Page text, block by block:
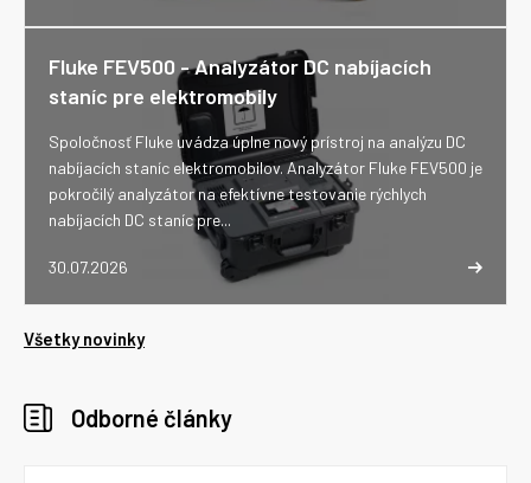
Fluke FEV500 - Analyzátor DC nabíjacích
staníc pre elektromobily
30.07.2026
Spoločnosť Fluke uvádza úplne nový prístroj na analýzu DC
nabíjacích staníc elektromobilov. Analyzátor Fluke FEV500 je
pokročilý analyzátor na efektívne testovanie rýchlych
nabíjacích DC staníc pre...
Všetky novinky
Odborné články